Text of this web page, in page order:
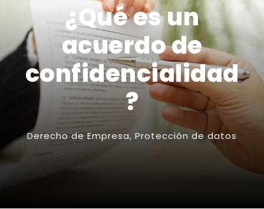
¿Qué es un
acuerdo de
confidencialidad
?
Derecho de Empresa, Protección de datos